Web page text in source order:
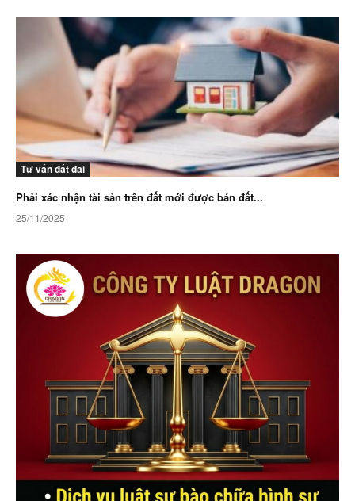
Tư vấn đất đai
Phải xác nhận tài sản trên đất mới được bán đất...
25/11/2025